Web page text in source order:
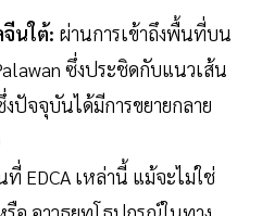
นใต้: ผ่านการเข้าถึงพื้นที่บน
ซึ่งประชิดกับแนวเส้น
ปัจจุบันได้มีการขยายกลาย
EDCA เหล่านี้ แม้จะไม่ใช่